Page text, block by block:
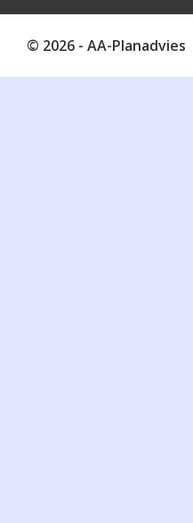
© 2026 - AA-Planadvies